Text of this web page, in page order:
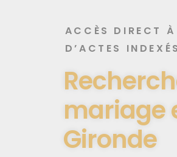
ACCÈS DIRECT À
D’ACTES INDEXÉS
mariage
Gironde